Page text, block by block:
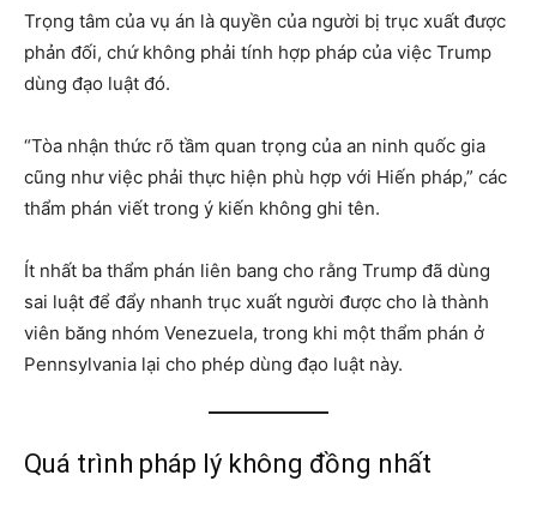
Trọng tâm của vụ án là quyền của người bị trục xuất được
phản đối, chứ không phải tính hợp pháp của việc Trump
dùng đạo luật đó.
“Tòa nhận thức rõ tầm quan trọng của an ninh quốc gia
cũng như việc phải thực hiện phù hợp với Hiến pháp,” các
thẩm phán viết trong ý kiến không ghi tên.
Ít nhất ba thẩm phán liên bang cho rằng Trump đã dùng
sai luật để đẩy nhanh trục xuất người được cho là thành
viên băng nhóm Venezuela, trong khi một thẩm phán ở
Pennsylvania lại cho phép dùng đạo luật này.
Quá trình pháp lý không đồng nhất